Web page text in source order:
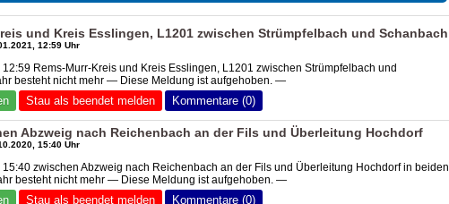
und Kreis Esslingen, L1201 zwischen Strümpfelbach und Schanbach
12:59 Uhr
12:59 Rems-Murr-Kreis und Kreis Esslingen, L1201 zwischen Strümpfelbach und
besteht nicht mehr — Diese Meldung ist aufgehoben. —
Stau als beendet melden Kommentare (0)
Abzweig nach Reichenbach an der Fils und Überleitung Hochdorf
15:40 Uhr
15:40 zwischen Abzweig nach Reichenbach an der Fils und Überleitung Hochdorf in beiden
besteht nicht mehr — Diese Meldung ist aufgehoben. —
Stau als beendet melden Kommentare (0)